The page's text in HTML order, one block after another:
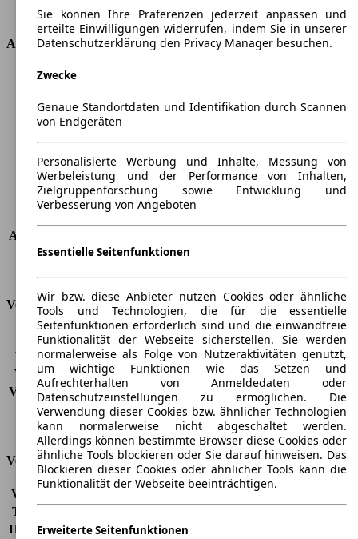
Antriebsart
Vorderradantrieb
Abmessungen
Länge
Breite
1850 mm
Radstand
Maximalgewicht
Max. Zuladung
-
Türen
5
Sitze
5
Anhängelast (ungebremst)
Anhängelast (gebremst)
2200 kg
Verbrauch
CO2 Emissionen*
127 g/km (komb.)
Verbrauch (Stadt)
5,6 l/100km
Verbrauch (Land)
4,4 l/100km
Verbrauch (komb.)* 4,8 l/100km
Schadstoffklasse
EU6
Tankinhalt
62 l
Versicherungsklassen
Vollkasko
Teilkasko
Haftpflicht -
Sie können Ihre Präferenzen jederzeit anpassen und
erteilte Einwilligungen widerrufen, indem Sie in unserer
Datenschutzerklärung den Privacy Manager besuchen.
Zwecke
Genaue Standortdaten und Identifikation durch Scannen
von Endgeräten
Personalisierte Werbung und Inhalte, Messung von
Werbeleistung und der Performance von Inhalten,
Zielgruppenforschung sowie Entwicklung und
Verbesserung von Angeboten
Essentielle Seitenfunktionen
Wir bzw. diese Anbieter nutzen Cookies oder ähnliche
Tools und Technologien, die für die essentielle
Seitenfunktionen erforderlich sind und die einwandfreie
Funktionalität der Webseite sicherstellen. Sie werden
normalerweise als Folge von Nutzeraktivitäten genutzt,
um wichtige Funktionen wie das Setzen und
Aufrechterhalten von Anmeldedaten oder
Datenschutzeinstellungen zu ermöglichen. Die
Verwendung dieser Cookies bzw. ähnlicher Technologien
kann normalerweise nicht abgeschaltet werden.
Allerdings können bestimmte Browser diese Cookies oder
ähnliche Tools blockieren oder Sie darauf hinweisen. Das
Blockieren dieser Cookies oder ähnlicher Tools kann die
Funktionalität der Webseite beeinträchtigen.
Erweiterte Seitenfunktionen